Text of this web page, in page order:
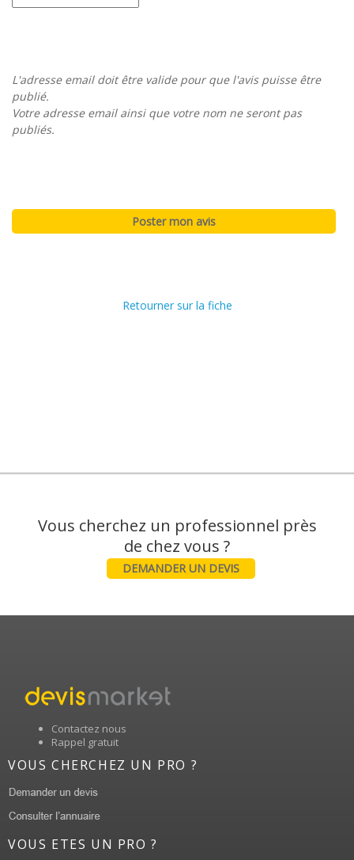
L'adresse email doit être valide pour que l'avis puisse être
publié.
Votre adresse email ainsi que votre nom ne seront pas
publiés.
Retourner sur la fiche
Vous cherchez un professionnel près
DEMANDER UN DEVIS
Contactez nous
Rappel gratuit
VOUS CHERCHEZ UN PRO ?
VOUS ETES UN PRO ?